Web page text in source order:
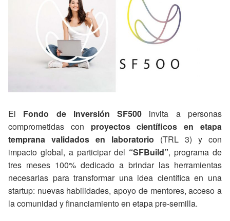
El Fondo de Inversión SF500 invita a personas
comprometidas con proyectos científicos en etapa
temprana validados en laboratorio (TRL 3) y con
impacto global, a participar del “SFBuild”, programa de
tres meses 100% dedicado a brindar las herramientas
necesarias para transformar una idea científica en una
startup: nuevas habilidades, apoyo de mentores, acceso a
la comunidad y financiamiento en etapa pre-semilla.